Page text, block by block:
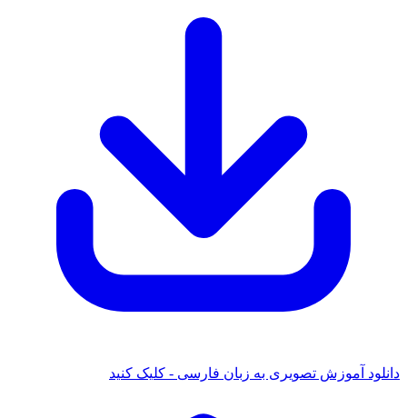
آموزش تصویری به زبان فارسی - کلیک کنید